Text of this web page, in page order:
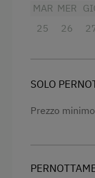
MAR
25
MER
26
SOLO
Prezzo